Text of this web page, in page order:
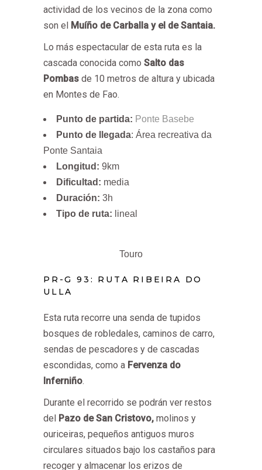
actividad de los vecinos de la zona como
son el Muíño de Carballa y el de Santaia.
Lo más espectacular de esta ruta es la
cascada conocida como Salto das
Pombas de 10 metros de altura y ubicada
en Montes de Fao.
Punto de partida: Ponte Basebe
Punto de llegada: Área recreativa da
Ponte Santaia
Longitud: 9km
Dificultad: media
Duración: 3h
Tipo de ruta: lineal
Touro
PR-G 93: RUTA RIBEIRA DO
ULLA
Esta ruta recorre una senda de tupidos
bosques de robledales, caminos de carro,
sendas de pescadores y de cascadas
escondidas, como a Fervenza do
Inferniño.
Durante el recorrido se podrán ver restos
del Pazo de San Cristovo, molinos y
ouriceiras, pequeños antiguos muros
circulares situados bajo los castaños para
recoger y almacenar los erizos de